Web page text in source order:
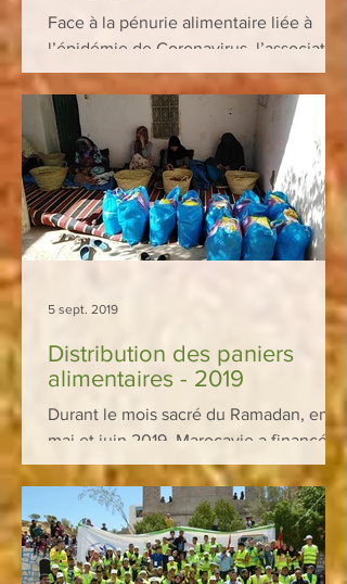
Face à la pénurie alimentaire liée à
l’épidémie de Coronavirus, l’association
Marocavie avec l’appui de ses clients et
partenaires, a...
Distribution des paniers
alimentaires - 2019
Durant le mois sacré du Ramadan, entre
mai et juin 2019, Marocavie a financé la
distribution de paniers alimentaires à
129 coopératives...
5 sept. 2019